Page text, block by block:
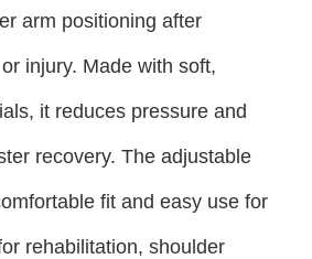
arm positioning after
injury. Made with soft,
it reduces pressure and
recovery. The adjustable
fit and easy use for
rehabilitation, shoulder